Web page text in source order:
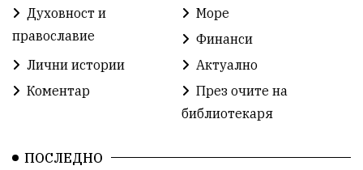
Разрушеното бомбоубежище
Избори 2026 Дарения
Концерт
едрогабаритни отпадъци
Духовност и
православие
Море
Финанси
Лични истории
Актуално
Коментар
През очите на
библиотекаря
ПОСЛЕДНО